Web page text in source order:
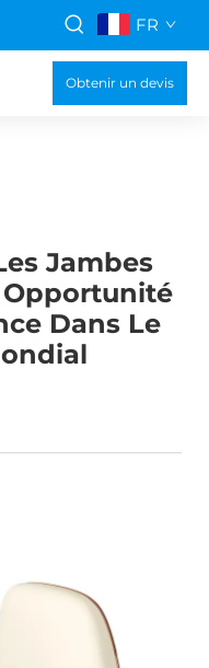
FR
Obtenir un devis
Jambes
Opportunité
Dans Le